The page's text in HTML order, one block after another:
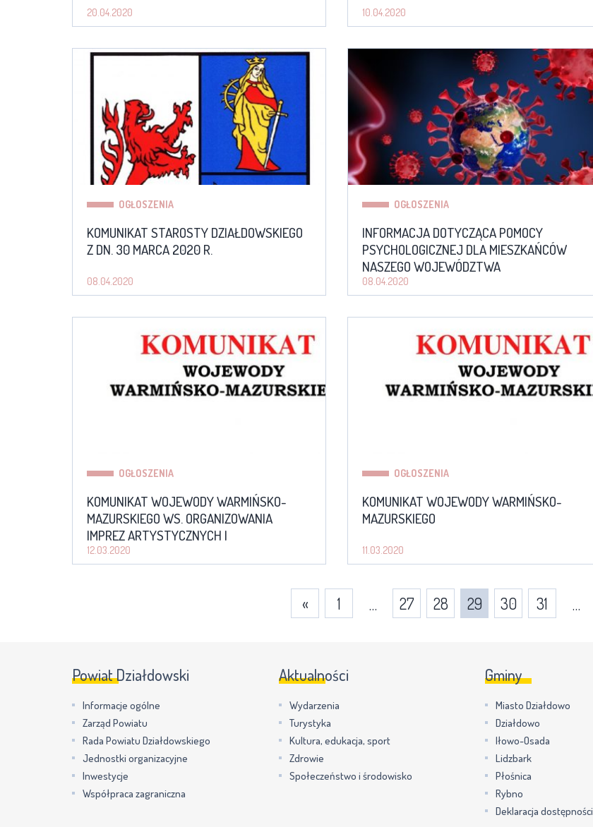
20.04.2020 10.04.2020
OGŁOSZENIA
KOMUNIKAT STAROSTY DZIAŁDOWSKIEGO
Z DN. 30 MARCA 2020 R.
08.04.2020
OGŁOSZENIA
INFORMACJA DOTYCZĄCA POMOCY
PSYCHOLOGICZNEJ DLA MIESZKAŃCÓW
NASZEGO WOJEWÓDZTWA
08.04.2020
OGŁOSZENIA
KOMUNIKAT WOJEWODY WARMIŃSKO-
MAZURSKIEGO WS. ORGANIZOWANIA
IMPREZ ARTYSTYCZNYCH I
ROZRYWKOWYCH
12.03.2020
OGŁOSZENIA
KOMUNIKAT WOJEWODY WARMIŃSKO-
MAZURSKIEGO
11.03.2020
« 1 … 27 28 29 30 31 …
Powiat Działdowski
Informacje ogólne
Zarząd Powiatu
Rada Powiatu Działdowskiego
Jednostki organizacyjne
Inwestycje
Współpraca zagraniczna
Aktualności
Wydarzenia
Turystyka
Kultura, edukacja, sport
Zdrowie
Społeczeństwo i środowisko
Gminy
Miasto Działdowo
Działdowo
Iłowo-Osada
Lidzbark
Płośnica
Rybno
Deklaracja dostępności